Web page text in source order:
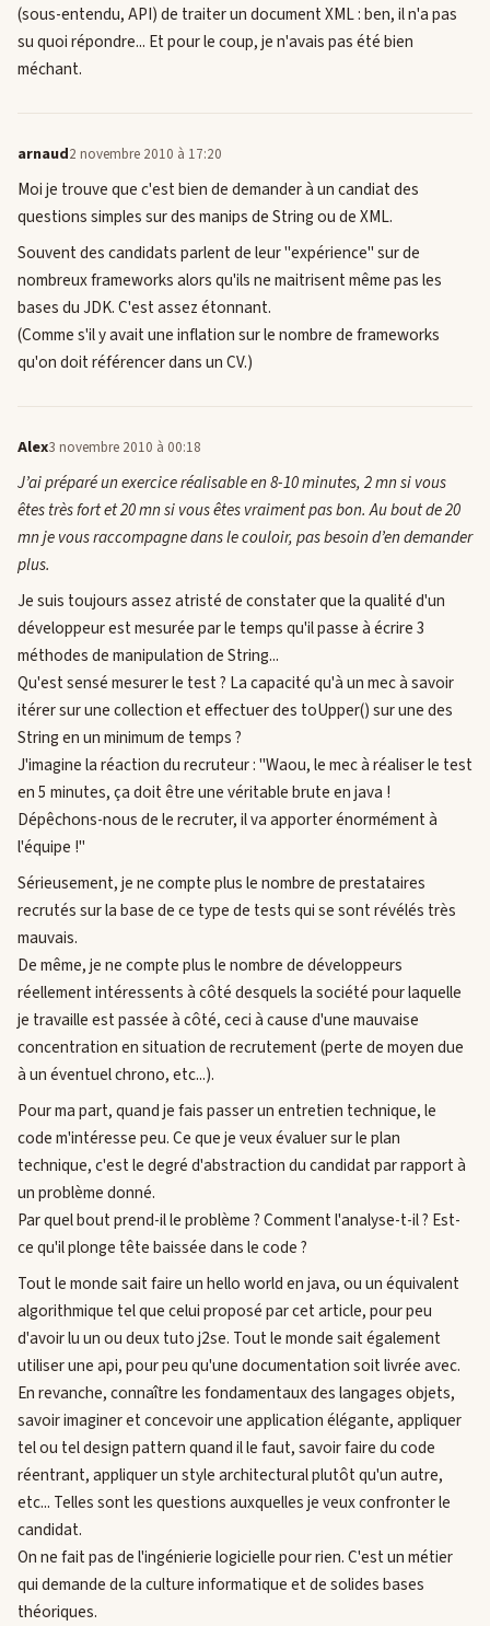
(sous-entendu, API) de traiter un document XML : ben, il n'a pas
su quoi répondre... Et pour le coup, je n'avais pas été bien
méchant.
arnaud2 novembre 2010 à 17:20
Moi je trouve que c'est bien de demander à un candiat des
questions simples sur des manips de String ou de XML.
Souvent des candidats parlent de leur "expérience" sur de
nombreux frameworks alors qu'ils ne maitrisent même pas les
bases du JDK. C'est assez étonnant.
(Comme s'il y avait une inflation sur le nombre de frameworks
qu'on doit référencer dans un CV.)
Alex3 novembre 2010 à 00:18
J’ai préparé un exercice réalisable en 8-10 minutes, 2 mn si vous
êtes très fort et 20 mn si vous êtes vraiment pas bon. Au bout de 20
mn je vous raccompagne dans le couloir, pas besoin d’en demander
plus.
Je suis toujours assez atristé de constater que la qualité d'un
développeur est mesurée par le temps qu'il passe à écrire 3
méthodes de manipulation de String...
Qu'est sensé mesurer le test ? La capacité qu'à un mec à savoir
itérer sur une collection et effectuer des toUpper() sur une des
String en un minimum de temps ?
J'imagine la réaction du recruteur : "Waou, le mec à réaliser le test
en 5 minutes, ça doit être une véritable brute en java !
Dépêchons-nous de le recruter, il va apporter énormément à
l'équipe !"
Sérieusement, je ne compte plus le nombre de prestataires
recrutés sur la base de ce type de tests qui se sont révélés très
mauvais.
De même, je ne compte plus le nombre de développeurs
réellement intéressents à côté desquels la société pour laquelle
je travaille est passée à côté, ceci à cause d'une mauvaise
concentration en situation de recrutement (perte de moyen due
à un éventuel chrono, etc...).
Pour ma part, quand je fais passer un entretien technique, le
code m'intéresse peu. Ce que je veux évaluer sur le plan
technique, c'est le degré d'abstraction du candidat par rapport à
un problème donné.
Par quel bout prend-il le problème ? Comment l'analyse-t-il ? Est-
ce qu'il plonge tête baissée dans le code ?
Tout le monde sait faire un hello world en java, ou un équivalent
algorithmique tel que celui proposé par cet article, pour peu
d'avoir lu un ou deux tuto j2se. Tout le monde sait également
utiliser une api, pour peu qu'une documentation soit livrée avec.
En revanche, connaître les fondamentaux des langages objets,
savoir imaginer et concevoir une application élégante, appliquer
tel ou tel design pattern quand il le faut, savoir faire du code
réentrant, appliquer un style architectural plutôt qu'un autre,
etc... Telles sont les questions auxquelles je veux confronter le
candidat.
On ne fait pas de l'ingénierie logicielle pour rien. C'est un métier
qui demande de la culture informatique et de solides bases
théoriques.